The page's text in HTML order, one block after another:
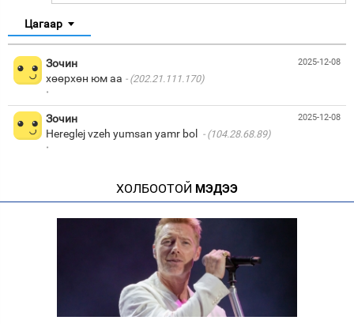
Цагаар
2025-12-08
Зочин
хөөрхөн юм аа
(202.21.111.170)
·
2025-12-08
Зочин
Hereglej vzeh yumsan yamr bol
(104.28.68.89)
·
ХОЛБООТОЙ МЭДЭЭ